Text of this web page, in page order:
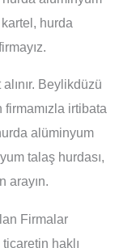
hurda
Beylikdüzü
irtibata
alüminyum
talaş hurdası,
arayın.
Firmalar
haklı